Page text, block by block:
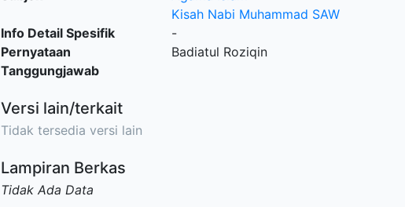
Kisah Nabi Muhammad SAW
Info Detail Spesifik
-
Pernyataan
Tanggungjawab
Badiatul Roziqin
Versi lain/terkait
Tidak tersedia versi lain
Lampiran Berkas
Tidak Ada Data